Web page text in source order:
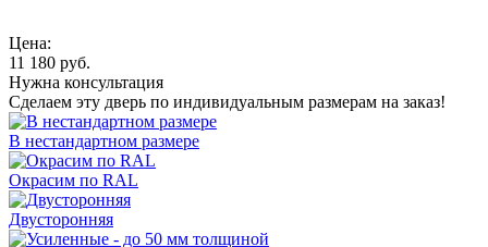
Цена:
11 180 руб.
Нужна консультация
Сделаем эту дверь по индивидуальным размерам на заказ!
В нестандартном размере
Окрасим по RAL
Двусторонняя